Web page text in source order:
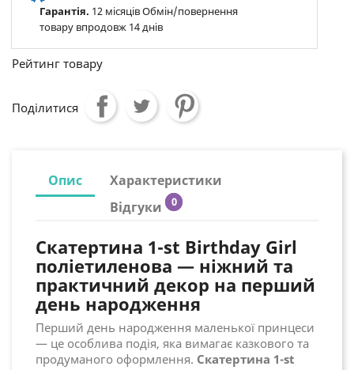
Гарантія. 12 місяців Обмін/повернення
товару впродовж 14 днів
Рейтинг товару
Поділитися
Опис
Характеристики
Відгуки
0
Скатертина 1-st Birthday Girl
поліетиленова — ніжний та
практичний декор на перший
день народження
Перший день народження маленької принцеси
— це особлива подія, яка вимагає казкового та
продуманого оформлення. Скатертина 1-st